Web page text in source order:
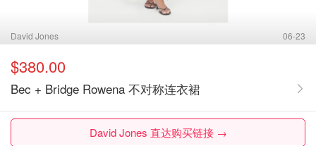
David Jones 06-23
$380.00
Bec + Bridge Rowena 不对称连衣裙
David Jones 直达购买链接 →